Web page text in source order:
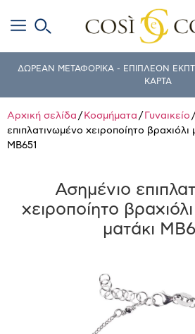
ΔΩΡΕΑΝ ΜΕΤΑΦΟΡΙΚΑ - ΕΠΙΠΛΕΟΝ
ΚΑΡΤΑ
Αρχική σελίδα / Κοσμήματα / Γυναικείο /
επιπλατινωμένο χειροποίητο βραχιόλι
MB651
Ασημένιο
χειροποίητο
ματάκι